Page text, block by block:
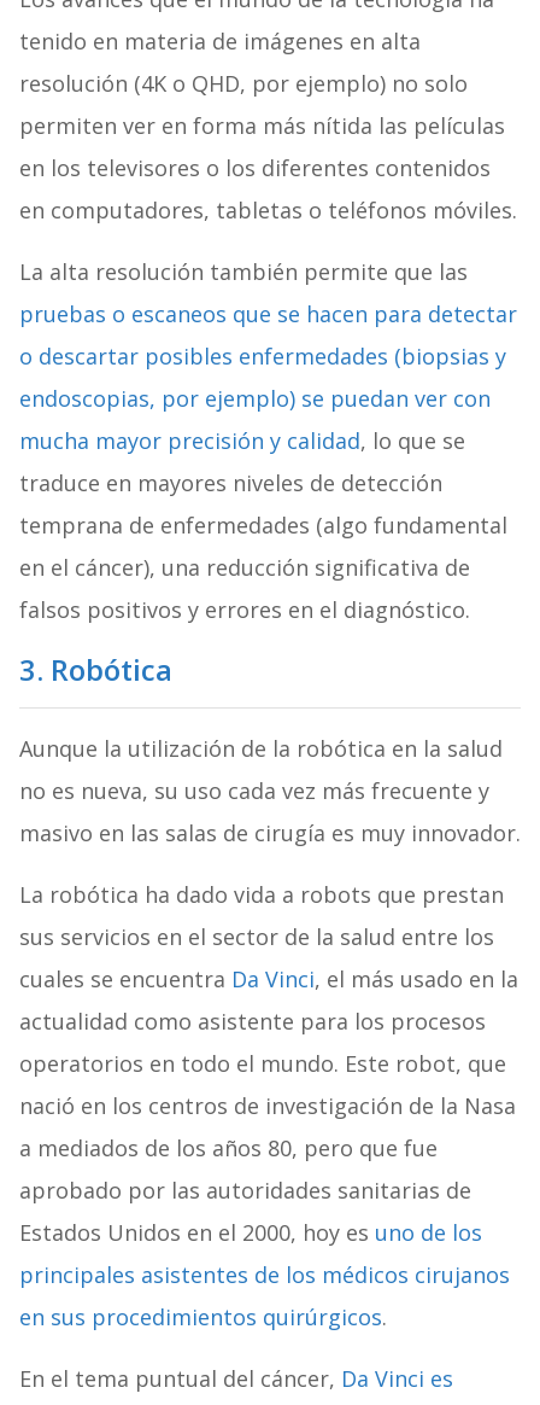
tenido en materia de imágenes en alta
resolución (4K o QHD, por ejemplo) no solo
permiten ver en forma más nítida las películas
en los televisores o los diferentes contenidos
en computadores, tabletas o teléfonos móviles.
La alta resolución también permite que las
pruebas o escaneos que se hacen para detectar
o descartar posibles enfermedades (biopsias y
endoscopias, por ejemplo) se puedan ver con
mucha mayor precisión y calidad, lo que se
traduce en mayores niveles de detección
temprana de enfermedades (algo fundamental
en el cáncer), una reducción significativa de
falsos positivos y errores en el diagnóstico.
3. Robótica
Aunque la utilización de la robótica en la salud
no es nueva, su uso cada vez más frecuente y
masivo en las salas de cirugía es muy innovador.
La robótica ha dado vida a robots que prestan
sus servicios en el sector de la salud entre los
cuales se encuentra Da Vinci, el más usado en la
actualidad como asistente para los procesos
operatorios en todo el mundo. Este robot, que
nació en los centros de investigación de la Nasa
a mediados de los años 80, pero que fue
aprobado por las autoridades sanitarias de
Estados Unidos en el 2000, hoy es uno de los
principales asistentes de los médicos cirujanos
en sus procedimientos quirúrgicos.
En el tema puntual del cáncer, Da Vinci es